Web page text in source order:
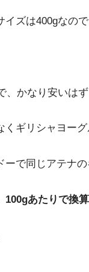
イズは400gなの
、かなり安いは
くギリシャヨー
ーで同じアテナ
100gあたりで換